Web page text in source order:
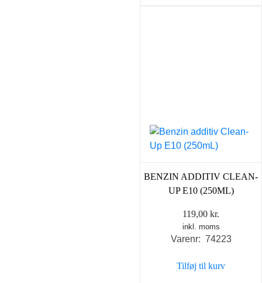
BENZIN ADDITIV CLEAN-
UP E10 (250ML)
119,00 kr.
inkl. moms
Varenr: 74223
Tilføj til kurv